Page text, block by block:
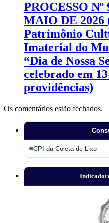
PROCESSO Nº
MAIO DE 2026
Patrimônio
Imaterial do
“Dia de Nossa
celebrado em
providências)
Os comentários estão fechados.
CPI da Coleta de Lixo